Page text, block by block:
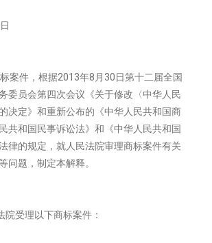
案件，根据2013年8月30日第十二届全国
委员会第四次会议《关于修改〈中华人民
决定》和重新公布的《中华人民共和国商
共和国民事诉讼法》和《中华人民共和国
律的规定，就人民法院审理商标案件有关
问题，制定本解释。
受理以下商标案件：